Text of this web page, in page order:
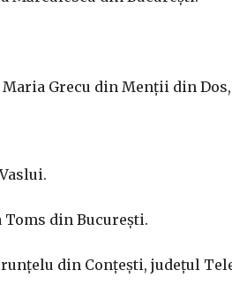
Grecu din Menții din
Toms din București.
din Conțești, județul